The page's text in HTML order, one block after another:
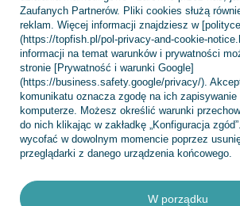
Chcę zwrócić produkt
Chcę wymienić towar
Kontakt
Konto
Regulaminy
Zaufanych Partnerów. Pliki cookies służą
reklam. Więcej informacji znajdziesz w
(https://topfish.pl/pol-privacy-and-cookie-
informacji na temat warunków i prywatności
stronie [Prywatność i warunki Google]
(https://business.safety.google/privacy/).
komunikatu oznacza zgodę na ich zapisywanie
komputerze. Możesz określić warunki
do nich klikając w zakładkę „Konfiguracja
wycofać w dowolnym momencie poprzez
przeglądarki z danego urządzenia końcowego.
W porządku